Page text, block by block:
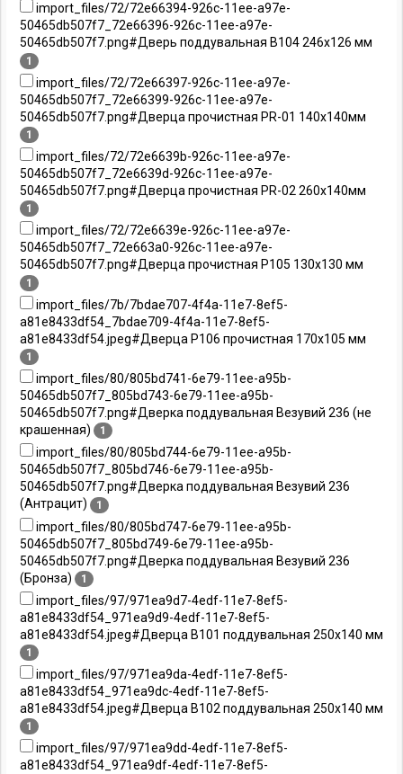
import_files/72/72e66394-926c-11ee-a97e-
50465db507f7_72e66396-926c-11ee-a97e-
50465db507f7.png#Дверь поддувальная B104 246х126 мм
1
import_files/72/72e66397-926c-11ee-a97e-
50465db507f7_72e66399-926c-11ee-a97e-
50465db507f7.png#Дверца прочистная PR-01 140x140мм
1
import_files/72/72e6639b-926c-11ee-a97e-
50465db507f7_72e6639d-926c-11ee-a97e-
50465db507f7.png#Дверца прочистная PR-02 260x140мм
1
import_files/72/72e6639e-926c-11ee-a97e-
50465db507f7_72e663a0-926c-11ee-a97e-
50465db507f7.png#Дверца прочистная P105 130х130 мм
1
import_files/7b/7bdae707-4f4a-11e7-8ef5-
a81e8433df54_7bdae709-4f4a-11e7-8ef5-
a81e8433df54.jpeg#Дверца P106 прочистная 170х105 мм
1
import_files/80/805bd741-6e79-11ee-a95b-
50465db507f7_805bd743-6e79-11ee-a95b-
50465db507f7.png#Дверка поддувальная Везувий 236 (не
крашенная)
1
import_files/80/805bd744-6e79-11ee-a95b-
50465db507f7_805bd746-6e79-11ee-a95b-
50465db507f7.png#Дверка поддувальная Везувий 236
(Антрацит)
1
import_files/80/805bd747-6e79-11ee-a95b-
50465db507f7_805bd749-6e79-11ee-a95b-
50465db507f7.png#Дверка поддувальная Везувий 236
(Бронза)
1
import_files/97/971ea9d7-4edf-11e7-8ef5-
a81e8433df54_971ea9d9-4edf-11e7-8ef5-
a81e8433df54.jpeg#Дверца B101 поддувальная 250х140 мм
1
import_files/97/971ea9da-4edf-11e7-8ef5-
a81e8433df54_971ea9dc-4edf-11e7-8ef5-
a81e8433df54.jpeg#Дверца B102 поддувальная 250х140 мм
1
import_files/97/971ea9dd-4edf-11e7-8ef5-
a81e8433df54_971ea9df-4edf-11e7-8ef5-